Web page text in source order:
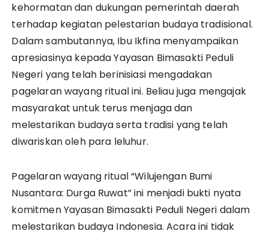
kehormatan dan dukungan pemerintah daerah
terhadap kegiatan pelestarian budaya tradisional.
Dalam sambutannya, Ibu Ikfina menyampaikan
apresiasinya kepada Yayasan Bimasakti Peduli
Negeri yang telah berinisiasi mengadakan
pagelaran wayang ritual ini. Beliau juga mengajak
masyarakat untuk terus menjaga dan
melestarikan budaya serta tradisi yang telah
diwariskan oleh para leluhur.
Pagelaran wayang ritual “Wilujengan Bumi
Nusantara: Durga Ruwat” ini menjadi bukti nyata
komitmen Yayasan Bimasakti Peduli Negeri dalam
melestarikan budaya Indonesia. Acara ini tidak